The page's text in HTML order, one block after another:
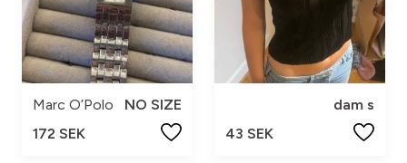
Marc O’Polo
NO SIZE
172 SEK
dam s
43 SEK